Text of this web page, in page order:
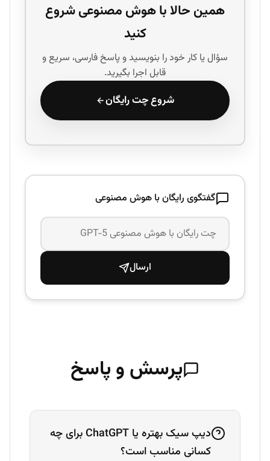
همین حالا با هوش مصنوعی شروع
کنید
سؤال یا کار خود را بنویسید و پاسخ فارسی، سریع و
قابل اجرا بگیرید.
شروع چت رایگان
گفتگوی رایگان با هوش مصنوعی
ارسال
پرسش و پاسخ
دیپ سیک بهتره یا ChatGPT برای چه
کسانی مناسب است؟